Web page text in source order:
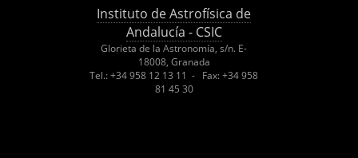
Instituto de Astrofísica de
Andalucía - CSIC
Glorieta de la Astronomía, s/n. E-
18008, Granada
Tel.: +34 958 12 13 11 - Fax: +34 958
81 45 30